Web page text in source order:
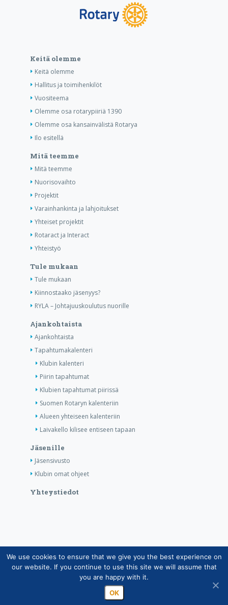
Keitä olemme
Keitä olemme
Hallitus ja toimihenkilöt
Vuositeema
Olemme osa rotarypiiriä 1390
Olemme osa kansainvälistä Rotarya
Ilo esitellä
Mitä teemme
Mitä teemme
Nuorisovaihto
Projektit
Varainhankinta ja lahjoitukset
Yhteiset projektit
Rotaract ja Interact
Yhteistyö
Tule mukaan
Tule mukaan
Kiinnostaako jäsenyys?
RYLA – Johtajuuskoulutus nuorille
Ajankohtaista
Ajankohtaista
Tapahtumakalenteri
Klubin kalenteri
Piirin tapahtumat
Klubien tapahtumat piirissä
Suomen Rotaryn kalenteriin
Alueen yhteiseen kalenteriin
Laivakello kilisee entiseen tapaan
Jäsenille
Jäsensivusto
Klubin omat ohjeet
Yhteystiedot
Copyright © Suomen Rotarypalvelu ry 2026 |
Jäsentietojärjestelmän tietosuojaseloste|Henkilötietojen
käsittely Rotarytoiminnassa
We use cookies to ensure that we give you the best experience on
our website. If you continue to use this site we will assume that
you are happy with it.
OK